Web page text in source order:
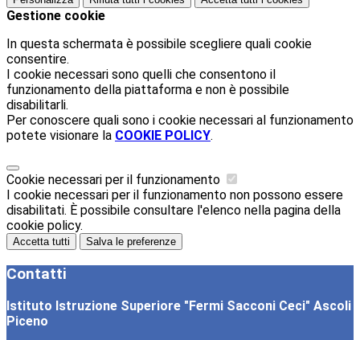
Gestione cookie
In questa schermata è possibile scegliere quali cookie
consentire.
I cookie necessari sono quelli che consentono il
funzionamento della piattaforma e non è possibile
disabilitarli.
Per conoscere quali sono i cookie necessari al funzionamento
potete visionare la COOKIE POLICY.
Cookie necessari per il funzionamento
I cookie necessari per il funzionamento non possono essere
disabilitati. È possibile consultare l'elenco nella pagina della
cookie policy.
Accetta tutti Salva le preferenze
Contatti
Istituto Istruzione Superiore "Fermi Sacconi Ceci" Ascoli
Piceno